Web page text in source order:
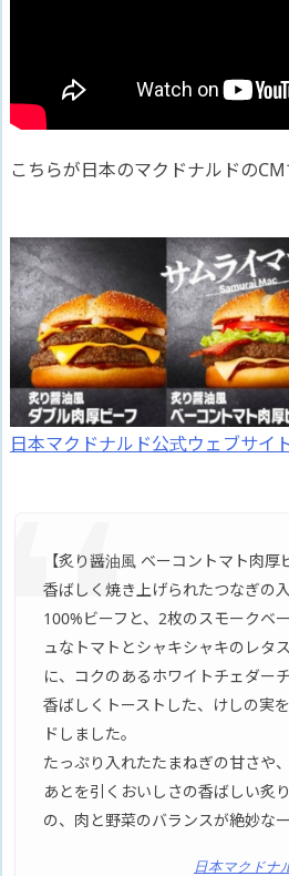
こちらが日本のマクドナルドのCM
日本マクドナルド公式ウェブサイ
【炙り醤油風 ベーコントマト肉厚
香ばしく焼き上げられたつなぎの
100%ビーフと、2枚のスモークベ
ュなトマトとシャキシャキのレタ
に、コクのあるホワイトチェダー
香ばしくトーストした、けしの実
ドしました。
たっぷり入れたたまねぎの甘さや
あとを引くおいしさの香ばしい炙
の、肉と野菜のバランスが絶妙な一
日本マクドナ